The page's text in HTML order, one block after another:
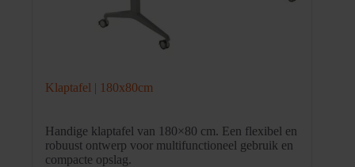
Klaptafel | 180x80cm
Handige klaptafel van 180×80 cm. Een flexibel en
robuust ontwerp voor multifunctioneel gebruik en
compacte opslag.